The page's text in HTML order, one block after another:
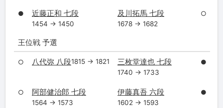
● 近藤正和 七段
1454 → 1450
及川拓馬 七段
1678 → 1682
○
王位戦 予選
○ 八代弥 八段1815 → 1821 三枚堂達也 七段
1740 → 1733
●
○ 阿部健治郎 七段
1564 → 1573
伊藤真吾 六段
1602 → 1593
●